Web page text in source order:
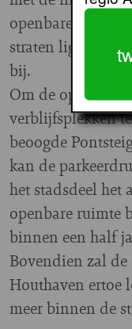
openbare ruimte.
straten liggen er
bij.
Om de openbare
verblijfsplekken
beoogde
kan de
het stadsdeel het
openbare ruimte
binnen een half
Bovendien zal
Houthaven ertoe
meer binnen de